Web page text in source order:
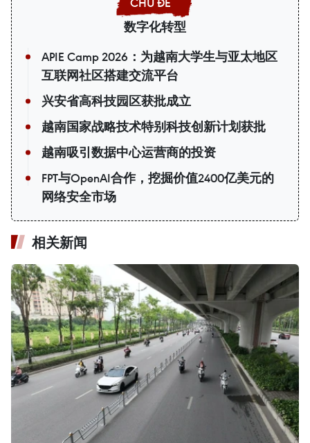
数字化转型
APIE Camp 2026：为越南大学生与亚太地区
互联网社区搭建交流平台
兴安省高科技园区获批成立
越南国家战略技术特别科技创新计划获批
越南吸引数据中心运营商的投资
FPT与OpenAI合作，挖掘价值2400亿美元的
网络安全市场
相关新闻